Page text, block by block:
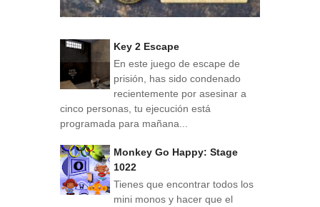
Key 2 Escape
En este juego de escape de
prisión, has sido condenado
recientemente por asesinar a
cinco personas, tu ejecución está
programada para mañana...
Monkey Go Happy: Stage
1022
Tienes que encontrar todos los
mini monos y hacer que el